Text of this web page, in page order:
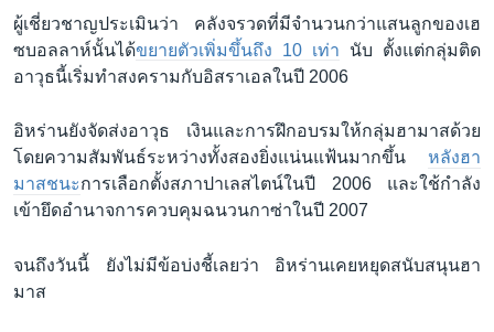
ผู้เชี่ยวชาญประเมินว่า คลังจรวดที่มีจำนวนกว่าแสนลูกของเฮ
ซบอลลาห์นั้นได้ขยายตัวเพิ่มขึ้นถึง 10 เท่า นับ ตั้งแต่กลุ่มติด
อาวุธนี้เริ่มทำสงครามกับอิสราเอลในปี 2006
อิหร่านยังจัดส่งอาวุธ เงินและการฝึกอบรมให้กลุ่มฮามาสด้วย
โดยความสัมพันธ์ระหว่างทั้งสองยิ่งแน่นแฟ้นมากขึ้น หลังฮา
มาสชนะการเลือกตั้งสภาปาเลสไตน์ในปี 2006 และใช้กำลัง
เข้ายึดอำนาจการควบคุมฉนวนกาซ่าในปี 2007
จนถึงวันนี้ ยังไม่มีข้อบ่งชี้เลยว่า อิหร่านเคยหยุดสนับสนุนฮา
มาส